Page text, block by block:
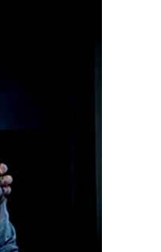
está
es su
delitos",
Vidal, que
familia
padres,